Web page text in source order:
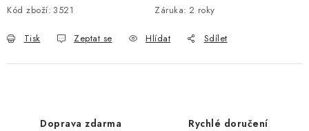
Kód zboží: 3521 Záruka: 2 roky
Tisk Zeptat se Hlídat Sdílet
Doprava zdarma Rychlé doručení